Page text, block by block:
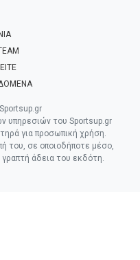
υπηρεσιών του Sportsup.gr
για προσωπική χρήση.
του, σε οποιοδήποτε μέσο,
άδεια του εκδότη.